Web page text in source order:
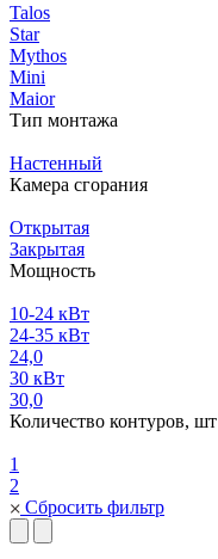
Talos
Star
Mythos
Mini
Maior
Тип монтажа
Настенный
Камера сгорания
Открытая
Закрытая
Мощность
10-24 кВт
24-35 кВт
24,0
30 кВт
30,0
Количество контуров, шт
1
2
Сбросить фильтр